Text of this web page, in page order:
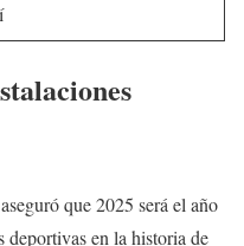
que 2025 será el año
deportivas en la historia de